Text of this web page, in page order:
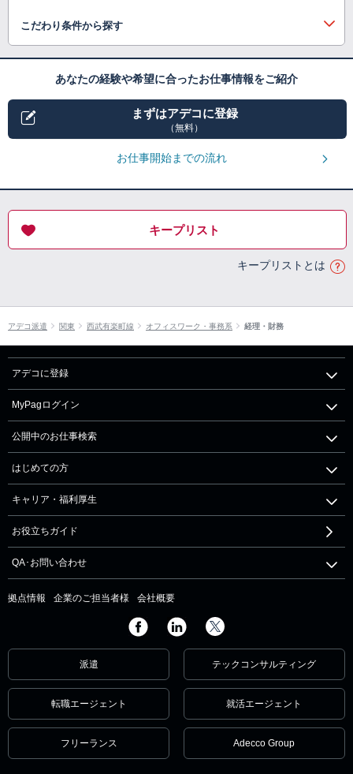
こだわり条件から探す
あなたの経験や希望に合ったお仕事情報をご紹介
まずはアデコに登録
（無料）
お仕事開始までの流れ
キープリスト
キープリストとは
アデコ派遣 関東 西武有楽町線 オフィスワーク・事務系 経理・財務
アデコに登録
MyPagログイン
公開中のお仕事検索
はじめての方
キャリア・福利厚生
お役立ちガイド
QA･お問い合わせ
拠点情報 企業のご担当者様 会社概要
派遣 テックコンサルティング
転職エージェント 就活エージェント
フリーランス Adecco Group